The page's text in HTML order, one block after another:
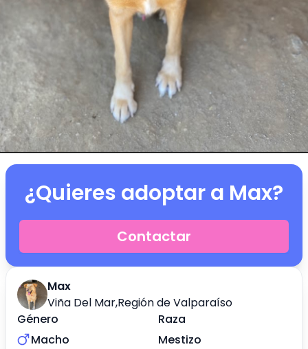
Max
Viña Del Mar,Región de Valparaíso
Género
Macho
Raza
Mestizo
¿Quieres adoptar a Max?
Contactar